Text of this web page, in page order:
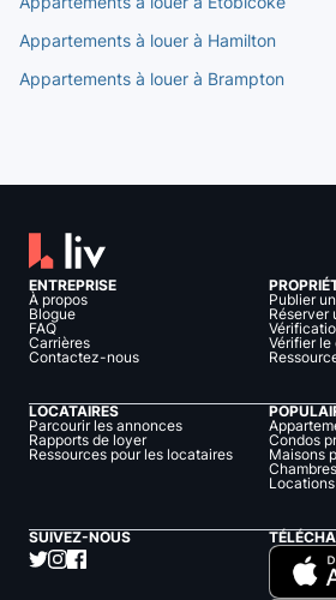
Appartements à louer à Hamilton
Appartements à louer à Brampton
ENTREPRISE
À propos
Blogue
FAQ
Carrières
Contactez-nous
Publier
Réserver
Vérifier
LOCATAIRES
Parcourir les annonces
Rapports de loyer
Ressources pour les locataires
Condos
Maisons
SUIVEZ-NOUS